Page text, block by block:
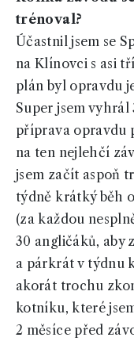
trénoval?
Účastnil jsem se
na Klínovci s asi
plán byl opravdu
Super jsem
příprava opravdu
na ten nejlehčí
jsem začít aspoň
týdně krátký běh
(za každou
30 angličáků, aby
a párkrát v týdnu
akorát trochu
kotníku, které
2 měsíce před